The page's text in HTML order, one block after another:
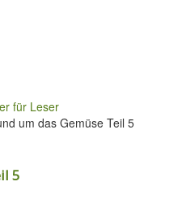
für Leser
um das Gemüse Teil 5
5